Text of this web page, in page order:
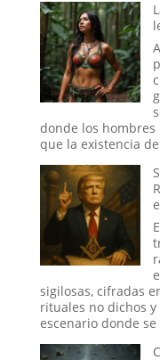
Decide
la
Hora
del
Apocalipsis
donde los
que la existencia
sigilosas, cifradas
rituales no dichos
escenario donde